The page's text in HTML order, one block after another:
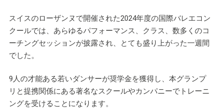
スイスのローザンヌで開催された2024年度の国際バレエコン
クールでは、あらゆるパフォーマンス、クラス、数多くのコ
ーチングセッションが披露され、とても盛り上がった一週間
でした。
9人の才能ある若いダンサーが奨学金を獲得し、本グランプ
リと提携関係にある著名なスクールやカンパニーでトレーニ
ングを受けることになります。